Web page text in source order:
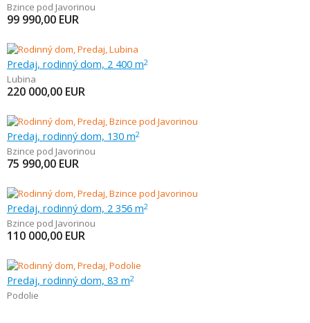
Bzince pod Javorinou
99 990,00 EUR
Predaj, rodinný dom, 2 400 m2
Lubina
220 000,00 EUR
Predaj, rodinný dom, 130 m2
Bzince pod Javorinou
75 990,00 EUR
Predaj, rodinný dom, 2 356 m2
Bzince pod Javorinou
110 000,00 EUR
Predaj, rodinný dom, 83 m2
Podolie